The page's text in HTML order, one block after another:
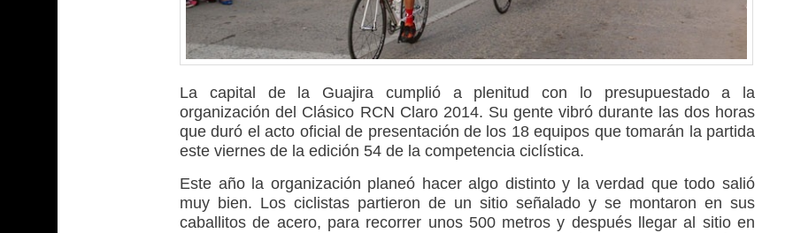
La capital de la Guajira cumplió a plenitud con lo presupuestado a la
organización del Clásico RCN Claro 2014. Su gente vibró durante las dos horas
que duró el acto oficial de presentación de los 18 equipos que tomarán la partida
este viernes de la edición 54 de la competencia ciclística.
Este año la organización planeó hacer algo distinto y la verdad que todo salió
muy bien. Los ciclistas partieron de un sitio señalado y se montaron en sus
caballitos de acero, para recorrer unos 500 metros y después llegar al sitio en